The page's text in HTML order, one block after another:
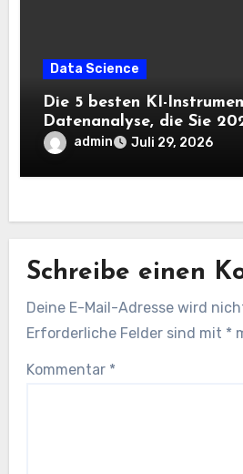
Data Science
Die 5 besten KI-
Datenanalyse, die Sie
solltenadmin Juli 29, 2026
Schreibe einen
Deine E-Mail-Adresse wird
Erforderliche Felder sind mit *
Kommentar *